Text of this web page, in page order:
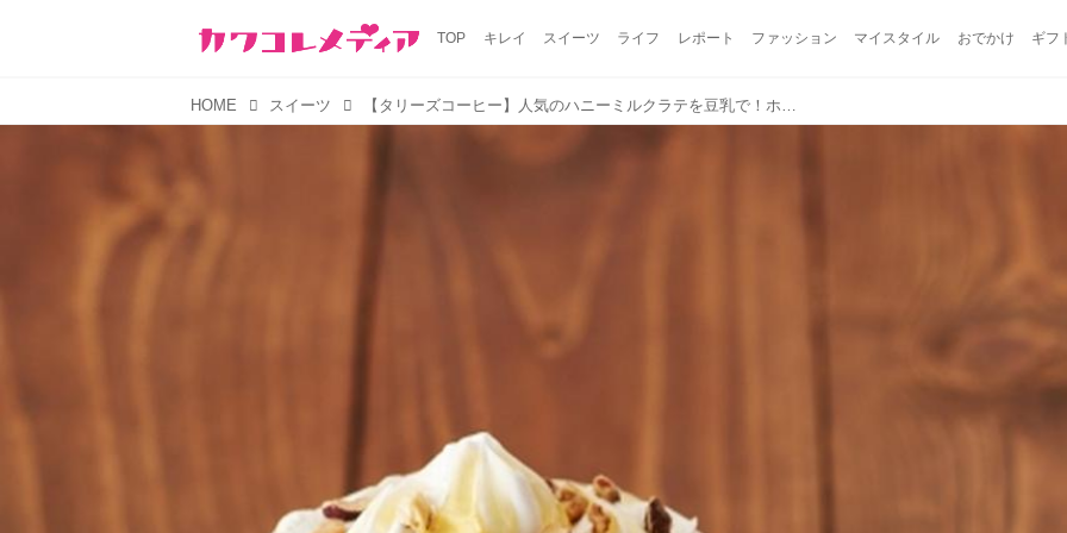
TOP キレイ スイーツ ライフ レポート ファッション マイスタイル おでかけ ギフ
HOME スイーツ 【タリーズコーヒー】人気のハニーミルクラテを豆乳で！ホイップクリームまで豆乳で仕上げたまろやかな味わい「ミルキーハニーソイラテ」